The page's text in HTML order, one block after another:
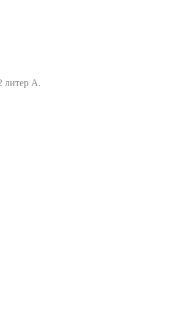
литер А.